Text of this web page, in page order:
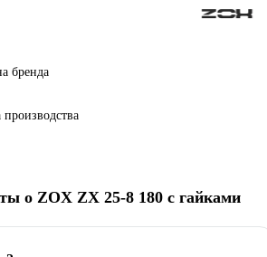
бренда
о ZOX ZX 25-8 180 с гайками